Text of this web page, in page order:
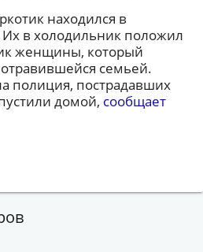
находился в
в холодильник положил
женщины, который
семьей.
полиция, пострадавших
домой, сообщает